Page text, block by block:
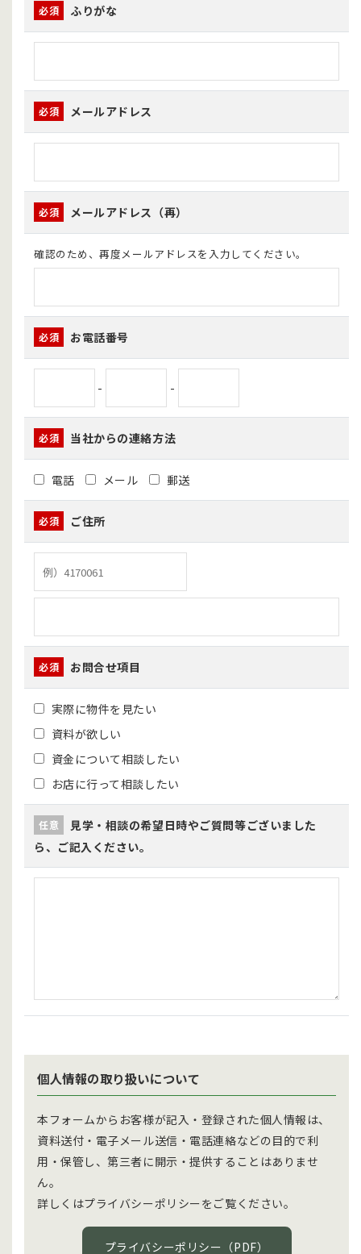
必須 ふりがな
必須 メールアドレス
必須 メールアドレス（再）
確認のため、再度メールアドレスを入力してください。
必須 お電話番号
- -
必須 当社からの連絡方法
電話 メール 郵送
必須 ご住所
必須 お問合せ項目
実際に物件を見たい
資料が欲しい
資金について相談したい
お店に行って相談したい
任意
見学・相談の希望日時やご質問等ございました
ら、ご記入ください。
個人情報の取り扱いについて
本フォームからお客様が記入・登録された個人情報は、
資料送付・電子メール送信・電話連絡などの目的で利
用・保管し、第三者に開示・提供することはありませ
ん。
詳しくはプライバシーポリシーをご覧ください。
プライバシーポリシー（PDF）